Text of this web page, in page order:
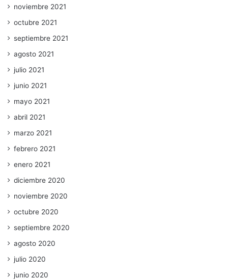
noviembre 2021
octubre 2021
septiembre 2021
agosto 2021
julio 2021
junio 2021
mayo 2021
abril 2021
marzo 2021
febrero 2021
enero 2021
diciembre 2020
noviembre 2020
octubre 2020
septiembre 2020
agosto 2020
julio 2020
junio 2020